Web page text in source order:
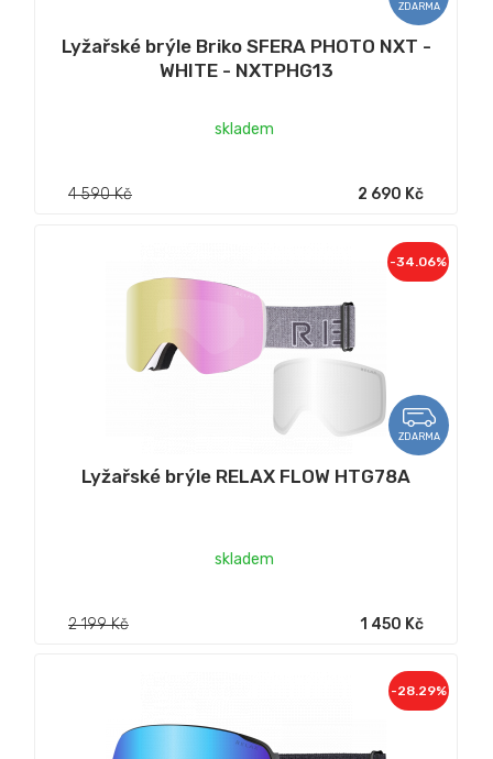
ZDARMA
Lyžařské brýle Briko SFERA PHOTO NXT -
WHITE - NXTPHG13
skladem
4 590 Kč 2 690 Kč
ZDARMA
-34.06%
Lyžařské brýle RELAX FLOW HTG78A
skladem
2 199 Kč 1 450 Kč
-28.29%